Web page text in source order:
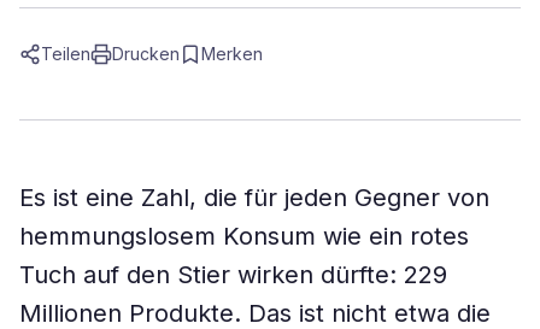
Teilen Drucken Merken
Es ist eine Zahl, die für jeden Gegner von
hemmungslosem Konsum wie ein rotes
Tuch auf den Stier wirken dürfte: 229
Millionen Produkte. Das ist nicht etwa die